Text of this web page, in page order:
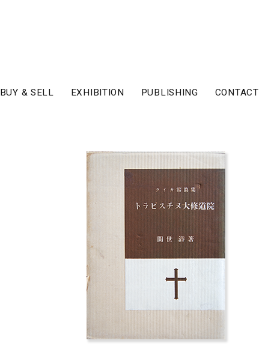
BUY & SELL EXHIBITION PUBLISHING CONTACT